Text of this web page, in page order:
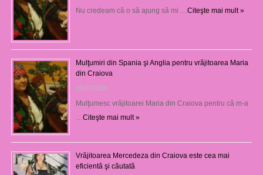
Nu credeam că o să ajung să mi …Citeşte mai mult »
Mulţumiri din Spania şi Anglia pentru vrăjitoarea Maria
din Craiova
28/07/2026
Mulţumesc vrăjitoarei Maria din Craiova pentru că m-a
…Citeşte mai mult »
Vrăjitoarea Mercedeza din Craiova este cea mai
eficientă şi căutată